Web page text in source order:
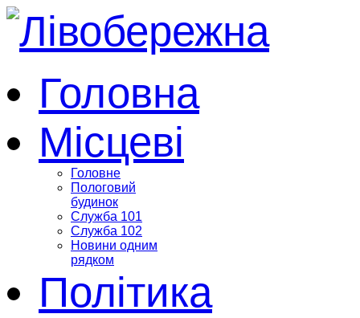
Головна
Місцеві
Головне
Пологовий
будинок
Служба 101
Служба 102
Новини одним
рядком
Політика